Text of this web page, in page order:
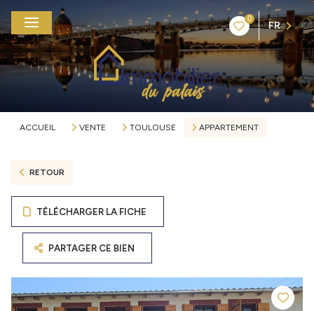
0
FR
ACCUEIL VENTE TOULOUSE APPARTEMENT
RETOUR
TÉLÉCHARGER LA FICHE
PARTAGER CE BIEN